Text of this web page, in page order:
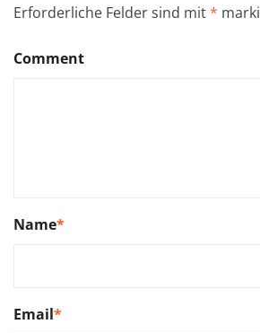
Erforderliche Felder sind mit*
Comment
Name*
Email*